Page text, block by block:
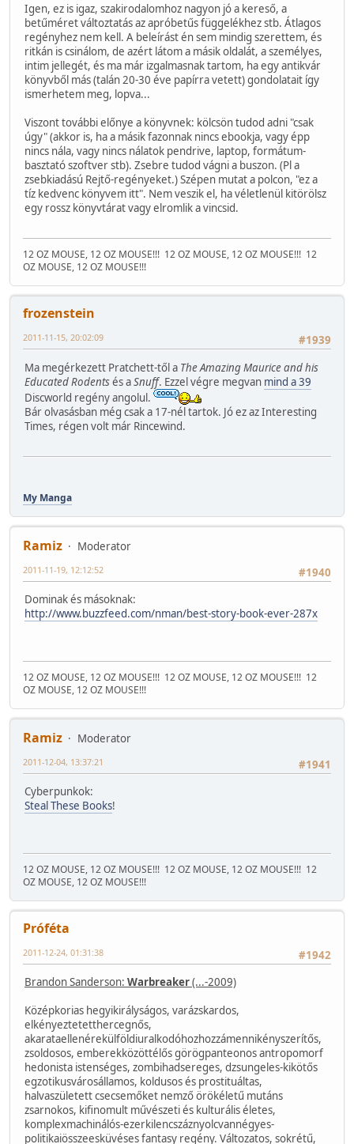
Igen, ez is igaz, szakirodalomhoz nagyon jó a kereső, a
betűméret változtatás az apróbetűs függelékhez stb. Átlagos
regényhez nem kell. A beleírást én sem mindig szerettem, és
ritkán is csinálom, de azért látom a másik oldalát, a személyes,
intim jellegét, és ma már izgalmasnak tartom, ha egy antikvár
könyvből más (talán 20-30 éve papírra vetett) gondolatait így
ismerhetem meg, lopva...
Viszont további előnye a könyvnek: kölcsön tudod adni "csak
úgy" (akkor is, ha a másik fazonnak nincs ebookja, vagy épp
nincs nála, vagy nincs nálatok pendrive, laptop, formátum-
basztató szoftver stb). Zsebre tudod vágni a buszon. (Pl a
zsebkiadású Rejtő-regényeket.) Szépen mutat a polcon, "ez a
tíz kedvenc könyvem itt". Nem veszik el, ha véletlenül kitörölsz
egy rossz könyvtárat vagy elromlik a vincsid.
12 OZ MOUSE, 12 OZ MOUSE!!! 12 OZ MOUSE, 12 OZ MOUSE!!! 12
OZ MOUSE, 12 OZ MOUSE!!!
frozenstein
#1939
2011-11-15, 20:02:09
Ma megérkezett Pratchett-től a The Amazing Maurice and his
Educated Rodentsés aSnuff. Ezzel végre megvan mind a 39
Discworld regény angolul.
Bár olvasásban még csak a 17-nél tartok. Jó ez az Interesting
Times, régen volt már Rincewind.
My Manga
Ramiz
Moderator
#1940
2011-11-19, 12:12:52
Dominak és másoknak:
http://www.buzzfeed.com/nman/best-story-book-ever-287x
12 OZ MOUSE, 12 OZ MOUSE!!! 12 OZ MOUSE, 12 OZ MOUSE!!! 12
OZ MOUSE, 12 OZ MOUSE!!!
Ramiz
Moderator
#1941
2011-12-04, 13:37:21
Cyberpunkok:
Steal These Books!
12 OZ MOUSE, 12 OZ MOUSE!!! 12 OZ MOUSE, 12 OZ MOUSE!!! 12
OZ MOUSE, 12 OZ MOUSE!!!
Próféta
#1942
2011-12-24, 01:31:38
Brandon Sanderson: Warbreaker(...-2009)
Középkorias hegyikirályságos, varázskardos,
elkényeztetetthercegnős,
akarataellenérekülföldiuralkodóhozhozzámennikényszerítős,
zsoldosos, emberekközöttélős görögpanteonos antropomorf
hedonista istenséges, zombihadsereges, dzsungeles-kikötős
egzotikusvárosállamos, koldusos és prostituáltas,
halvaszületett csecsemőket nemző örökéletű mutáns
zsarnokos, kifinomult művészeti és kulturális életes,
komplexmachinálós-ezerkilencszáznyolcvannégyes-
politikaiösszeesküvéses fantasy regény. Változatos, sokrétű,